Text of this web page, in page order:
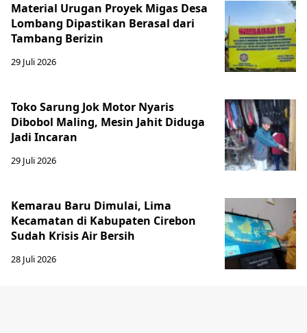
Material Urugan Proyek Migas Desa
Lombang Dipastikan Berasal dari
Tambang Berizin
29 Juli 2026
Toko Sarung Jok Motor Nyaris
Dibobol Maling, Mesin Jahit Diduga
Jadi Incaran
29 Juli 2026
Kemarau Baru Dimulai, Lima
Kecamatan di Kabupaten Cirebon
Sudah Krisis Air Bersih
28 Juli 2026